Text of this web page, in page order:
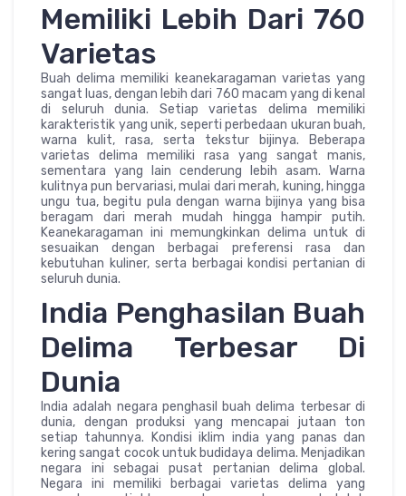
Memiliki Lebih Dari 760
Varietas
Buah delima memiliki keanekaragaman varietas yang
sangat luas, dengan lebih dari 760 macam yang di kenal
di seluruh dunia. Setiap varietas delima memiliki
karakteristik yang unik, seperti perbedaan ukuran buah,
warna kulit, rasa, serta tekstur bijinya. Beberapa
varietas delima memiliki rasa yang sangat manis,
sementara yang lain cenderung lebih asam. Warna
kulitnya pun bervariasi, mulai dari merah, kuning, hingga
ungu tua, begitu pula dengan warna bijinya yang bisa
beragam dari merah mudah hingga hampir putih.
Keanekaragaman ini memungkinkan delima untuk di
sesuaikan dengan berbagai preferensi rasa dan
kebutuhan kuliner, serta berbagai kondisi pertanian di
seluruh dunia.
India Penghasilan Buah
Delima Terbesar Di
Dunia
India adalah negara penghasil buah delima terbesar di
dunia, dengan produksi yang mencapai jutaan ton
setiap tahunnya. Kondisi iklim india yang panas dan
kering sangat cocok untuk budidaya delima. Menjadikan
negara ini sebagai pusat pertanian delima global.
Negara ini memiliki berbagai varietas delima yang